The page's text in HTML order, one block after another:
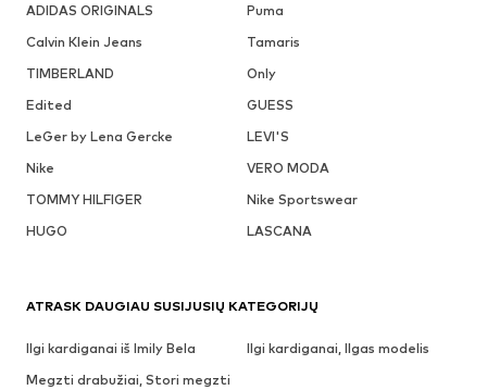
ADIDAS ORIGINALS
Puma
Calvin Klein Jeans
Tamaris
TIMBERLAND
Only
Edited
GUESS
LeGer by Lena Gercke
LEVI'S
Nike
VERO MODA
TOMMY HILFIGER
Nike Sportswear
HUGO
LASCANA
ATRASK DAUGIAU SUSIJUSIŲ KATEGORIJŲ
Ilgi kardiganai iš Imily Bela
Ilgi kardiganai, Ilgas modelis
Megzti drabužiai, Stori megzti